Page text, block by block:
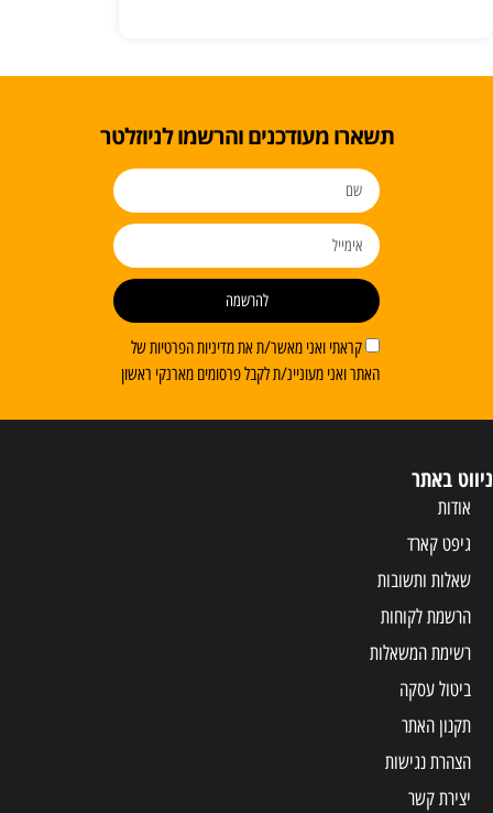
תשארו מעודכנים והרשמו לניוזלטר
קראתי ואני מאשר/ת את מדיניות הפרטיות של
האתר ואני מעוניינ/ת לקבל פרסומים מארנקי ראשון
להרשמה
באתר
אודות
גיפט קארד
שאלות ותשובות
הרשמת לקוחות
רשימת המשאלות
ביטול עסקה
תקנון האתר
הצהרת נגישות
יצירת קשר